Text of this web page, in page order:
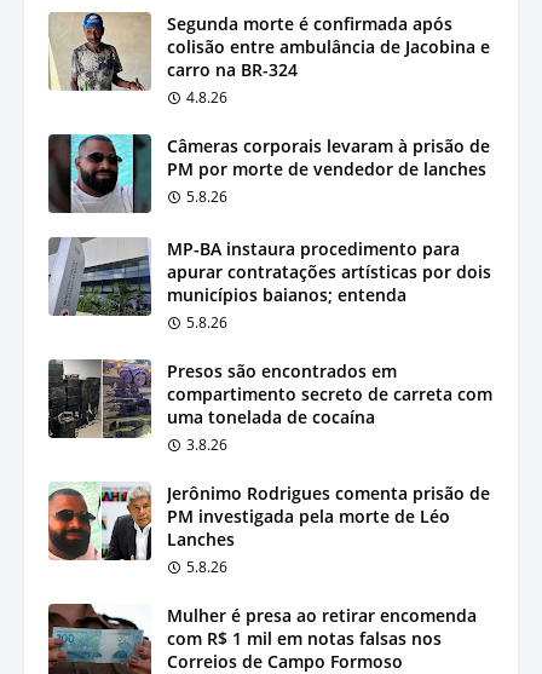
Segunda morte é confirmada após
colisão entre ambulância de Jacobina e
carro na BR-324
4.8.26
Câmeras corporais levaram à prisão de
PM por morte de vendedor de lanches
5.8.26
MP-BA instaura procedimento para
apurar contratações artísticas por dois
municípios baianos; entenda
5.8.26
Presos são encontrados em
compartimento secreto de carreta com
uma tonelada de cocaína
3.8.26
Jerônimo Rodrigues comenta prisão de
PM investigada pela morte de Léo
Lanches
5.8.26
Mulher é presa ao retirar encomenda
com R$ 1 mil em notas falsas nos
Correios de Campo Formoso